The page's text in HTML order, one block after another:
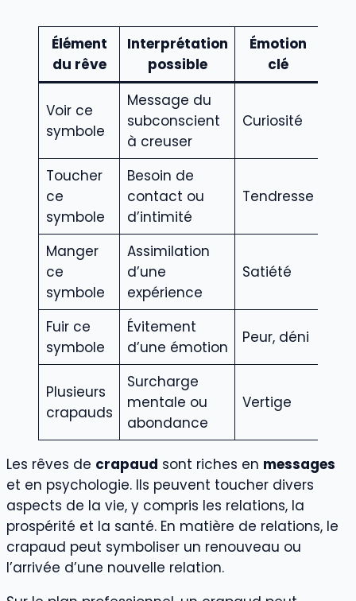
Élément
du rêve
Interprétation
possible
Émotion
clé
Voir ce
symbole
Message du
subconscient
à creuser
Curiosité
Toucher
ce
symbole
Besoin de
contact ou
d’intimité
Tendresse
Manger
ce
symbole
Assimilation
d’une
expérience
Satiété
Fuir ce
symbole
Évitement
d’une émotion
Peur, déni
Plusieurs
crapauds
Surcharge
mentale ou
abondance
Vertige
Les rêves de crapaud sont riches en messages
et en psychologie. Ils peuvent toucher divers
aspects de la vie, y compris les relations, la
prospérité et la santé. En matière de relations, le
crapaud peut symboliser un renouveau ou
l’arrivée d’une nouvelle relation.